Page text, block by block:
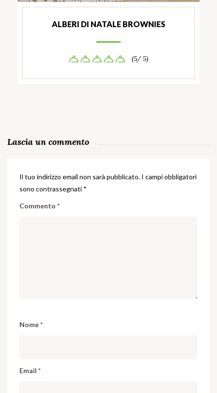
ALBERI DI NATALE BROWNIES
(5/ 5)
Lascia un commento
Il tuo indirizzo email non sarà pubblicato. I campi obbligatori
sono contrassegnati *
Commento *
Nome*
Email *